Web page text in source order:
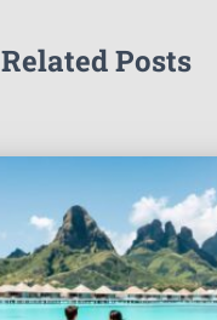
Related Posts